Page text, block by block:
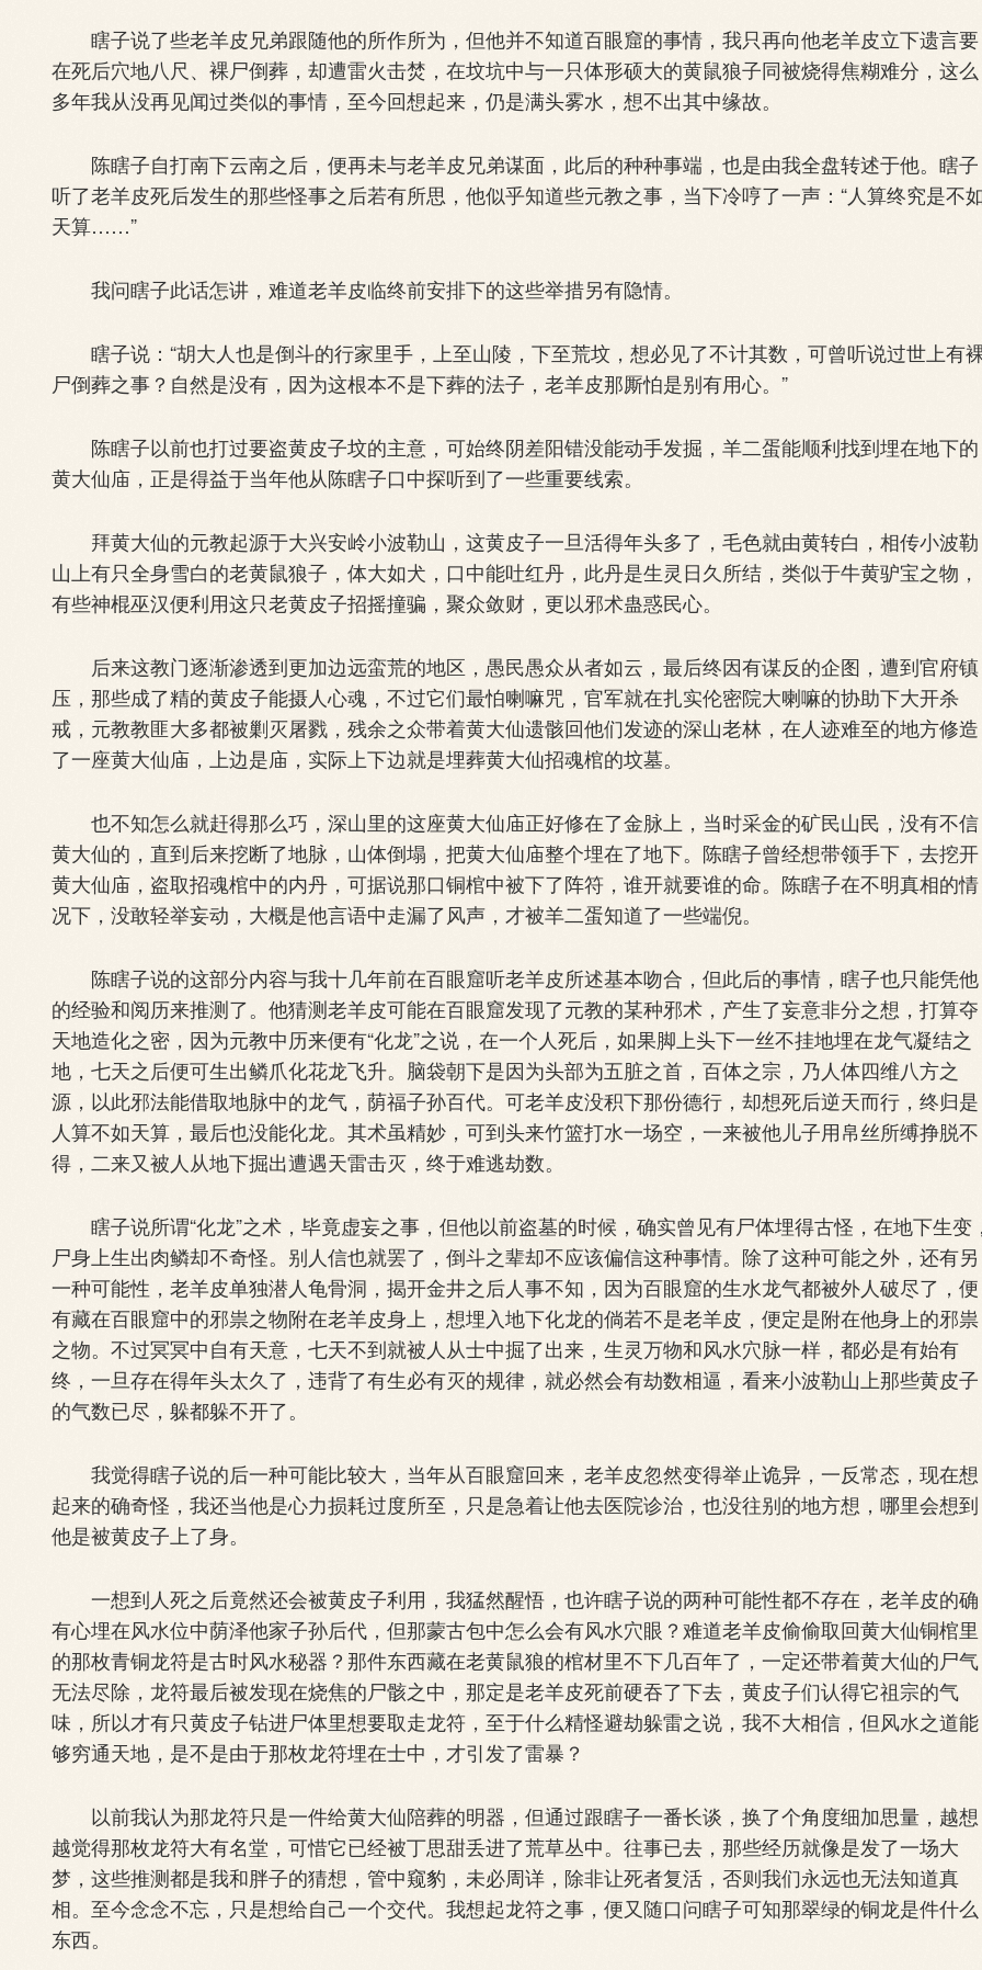
瞎子说了些老羊皮兄弟跟随他的所作所为，但他并不知道百眼窟的事情，我只再向他老羊皮立下遗言要
在死后穴地八尺、裸尸倒葬，却遭雷火击焚，在坟坑中与一只体形硕大的黄鼠狼子同被烧得焦糊难分，这么
多年我从没再见闻过类似的事情，至今回想起来，仍是满头雾水，想不出其中缘故。
陈瞎子自打南下云南之后，便再未与老羊皮兄弟谋面，此后的种种事端，也是由我全盘转述于他。瞎子
听了老羊皮死后发生的那些怪事之后若有所思，他似乎知道些元教之事，当下冷哼了一声：“人算终究是不
天算……”
我问瞎子此话怎讲，难道老羊皮临终前安排下的这些举措另有隐情。
瞎子说：“胡大人也是倒斗的行家里手，上至山陵，下至荒坟，想必见了不计其数，可曾听说过世上有
尸倒葬之事？自然是没有，因为这根本不是下葬的法子，老羊皮那厮怕是别有用心。”
陈瞎子以前也打过要盗黄皮子坟的主意，可始终阴差阳错没能动手发掘，羊二蛋能顺利找到埋在地下的
黄大仙庙，正是得益于当年他从陈瞎子口中探听到了一些重要线索。
拜黄大仙的元教起源于大兴安岭小波勒山，这黄皮子一旦活得年头多了，毛色就由黄转白，相传小波勒
山上有只全身雪白的老黄鼠狼子，体大如犬，口中能吐红丹，此丹是生灵日久所结，类似于牛黄驴宝之物，
有些神棍巫汉便利用这只老黄皮子招摇撞骗，聚众敛财，更以邪术蛊惑民心。
后来这教门逐渐渗透到更加边远蛮荒的地区，愚民愚众从者如云，最后终因有谋反的企图，遭到官府镇
压，那些成了精的黄皮子能摄人心魂，不过它们最怕喇嘛咒，官军就在扎实伦密院大喇嘛的协助下大开杀
戒，元教教匪大多都被剿灭屠戮，残余之众带着黄大仙遗骸回他们发迹的深山老林，在人迹难至的地方修造
了一座黄大仙庙，上边是庙，实际上下边就是埋葬黄大仙招魂棺的坟墓。
也不知怎么就赶得那么巧，深山里的这座黄大仙庙正好修在了金脉上，当时采金的矿民山民，没有不信
黄大仙的，直到后来挖断了地脉，山体倒塌，把黄大仙庙整个埋在了地下。陈瞎子曾经想带领手下，去挖开
黄大仙庙，盗取招魂棺中的内丹，可据说那口铜棺中被下了阵符，谁开就要谁的命。陈瞎子在不明真相的情
况下，没敢轻举妄动，大概是他言语中走漏了风声，才被羊二蛋知道了一些端倪。
陈瞎子说的这部分内容与我十几年前在百眼窟听老羊皮所述基本吻合，但此后的事情，瞎子也只能凭他
的经验和阅历来推测了。他猜测老羊皮可能在百眼窟发现了元教的某种邪术，产生了妄意非分之想，打算夺
天地造化之密，因为元教中历来便有“化龙”之说，在一个人死后，如果脚上头下一丝不挂地埋在龙气凝结之
地，七天之后便可生出鳞爪化花龙飞升。脑袋朝下是因为头部为五脏之首，百体之宗，乃人体四维八方之
源，以此邪法能借取地脉中的龙气，荫福子孙百代。可老羊皮没积下那份德行，却想死后逆天而行，终归是
人算不如天算，最后也没能化龙。其术虽精妙，可到头来竹篮打水一场空，一来被他儿子用帛丝所缚挣脱不
得，二来又被人从地下掘出遭遇天雷击灭，终于难逃劫数。
瞎子说所谓“化龙”之术，毕竟虚妄之事，但他以前盗墓的时候，确实曾见有尸体埋得古怪，在地下生变
尸身上生出肉鳞却不奇怪。别人信也就罢了，倒斗之辈却不应该偏信这种事情。除了这种可能之外，还有另
一种可能性，老羊皮单独潜人龟骨洞，揭开金井之后人事不知，因为百眼窟的生水龙气都被外人破尽了，便
有藏在百眼窟中的邪祟之物附在老羊皮身上，想埋入地下化龙的倘若不是老羊皮，便定是附在他身上的邪祟
之物。不过冥冥中自有天意，七天不到就被人从士中掘了出来，生灵万物和风水穴脉一样，都必是有始有
终，一旦存在得年头太久了，违背了有生必有灭的规律，就必然会有劫数相逼，看来小波勒山上那些黄皮子
的气数已尽，躲都躲不开了。
我觉得瞎子说的后一种可能比较大，当年从百眼窟回来，老羊皮忽然变得举止诡异，一反常态，现在想
起来的确奇怪，我还当他是心力损耗过度所至，只是急着让他去医院诊治，也没往别的地方想，哪里会想到
他是被黄皮子上了身。
一想到人死之后竟然还会被黄皮子利用，我猛然醒悟，也许瞎子说的两种可能性都不存在，老羊皮的确
有心埋在风水位中荫泽他家子孙后代，但那蒙古包中怎么会有风水穴眼？难道老羊皮偷偷取回黄大仙铜棺里
的那枚青铜龙符是古时风水秘器？那件东西藏在老黄鼠狼的棺材里不下几百年了，一定还带着黄大仙的尸气
无法尽除，龙符最后被发现在烧焦的尸骸之中，那定是老羊皮死前硬吞了下去，黄皮子们认得它祖宗的气
味，所以才有只黄皮子钻进尸体里想要取走龙符，至于什么精怪避劫躲雷之说，我不大相信，但风水之道能
够穷通天地，是不是由于那枚龙符埋在士中，才引发了雷暴？
以前我认为那龙符只是一件给黄大仙陪葬的明器，但通过跟瞎子一番长谈，换了个角度细加思量，越想
越觉得那枚龙符大有名堂，可惜它已经被丁思甜丢进了荒草丛中。往事已去，那些经历就像是发了一场大
梦，这些推测都是我和胖子的猜想，管中窥豹，未必周详，除非让死者复活，否则我们永远也无法知道真
相。至今念念不忘，只是想给自己一个交代。我想起龙符之事，便又随口问瞎子可知那翠绿的铜龙是件什么
东西。